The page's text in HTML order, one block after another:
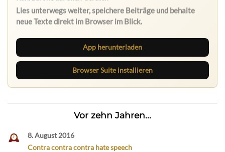
Lies unterwegs weiter, speichere Beiträge und behalte
neue Texte direkt im Browser im Blick.
App herunterladen
Browser Suite installieren
Vor zehn Jahren...
8. August 2016
Contra contra contra hate speech